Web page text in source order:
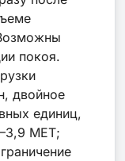
покоя.
двойное
единиц,
МЕТ;